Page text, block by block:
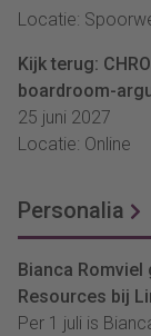
Locatie:
Kijk terug:
boardroom-
25 juni 2027
Locatie: Online
Personalia
Bianca
Resources bij
Per 1 juli is